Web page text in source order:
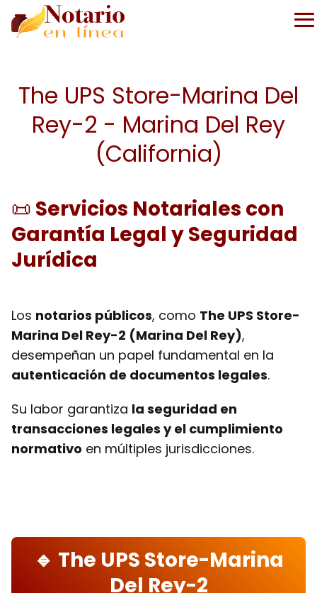
The UPS Store-Marina Del
Rey-2 - Marina Del Rey
(California)
📜 Servicios Notariales con
Garantía Legal y Seguridad
Jurídica
Los notarios públicos, como The UPS Store-
Marina Del Rey-2 (Marina Del Rey),
desempeñan un papel fundamental en la
autenticación de documentos legales.
Su labor garantiza la seguridad en
transacciones legales y el cumplimiento
normativo en múltiples jurisdicciones.
🔹 The UPS Store-Marina
Del Rey-2